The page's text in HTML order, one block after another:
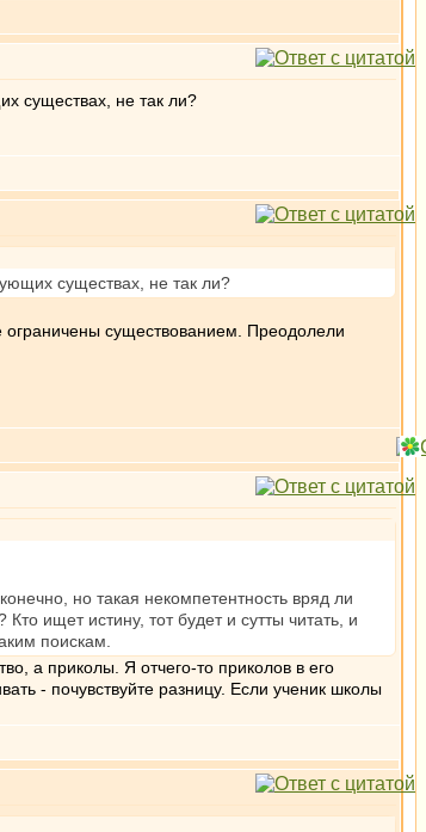
существах, не так ли?
существах, не так ли?
существованием. Преодолели
но такая некомпетентность вряд ли
ищет истину, тот будет и сутты читать, и
поискам.
а приколы. Я отчего-то приколов в его
- почувствуйте разницу. Если ученик школы